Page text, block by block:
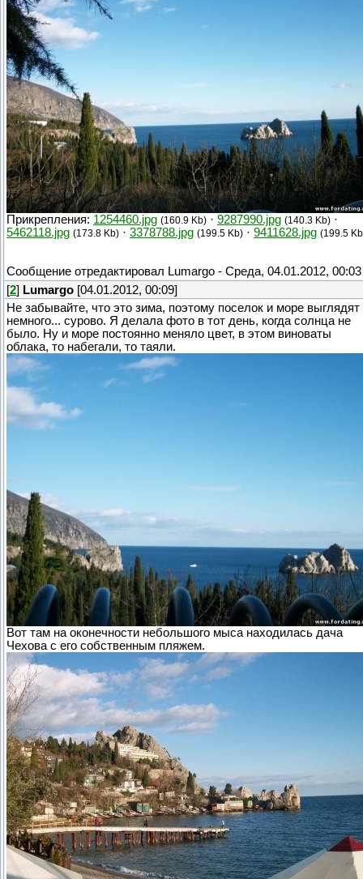
Прикрепления: 1254460.jpg (160.9 Kb) · 9287990.jpg (140.3 Kb) ·
5462118.jpg (173.8 Kb) · 3378788.jpg (199.5 Kb) · 9411628.jpg (199.5
Сообщение отредактировал Lumargo - Среда, 04.01.2012, 00:03
[2] Lumargo [04.01.2012, 00:09]
Не забывайте, что это зима, поэтому поселок и море выглядят
немного... сурово. Я делала фото в тот день, когда солнца не
было. Ну и море постоянно меняло цвет, в этом виноваты
облака, то набегали, то таяли.
Вот там на оконечности небольшого мыса находилась дача
Чехова с его собственным пляжем.